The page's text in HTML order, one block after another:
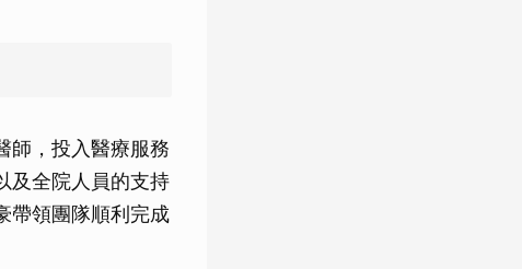
師，投入醫療服務
及全院人員的支持
帶領團隊順利完成